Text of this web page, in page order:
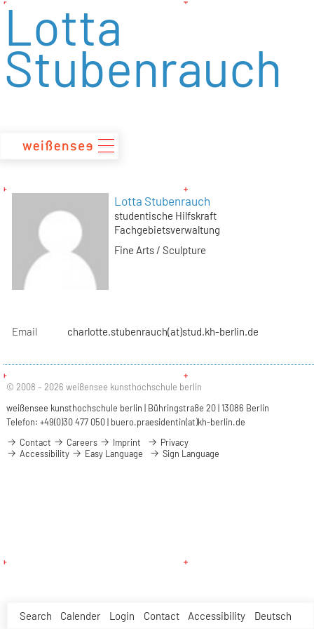
zum
Search Calender Login Contact Accessibility Deutsch
Lotta
Stubenrauch
Lotta Stubenrauch
studentische Hilfskraft
Fachgebietsverwaltung
Fine Arts / Sculpture
Email charlotte.stubenrauch(at)stud.kh-berlin.de
© 2008 – 2026 weißensee kunsthochschule berlin
weißensee kunsthochschule berlin | Bühringstraße 20 | 13086 Berlin
Telefon: +49(0)30 477 050 | buero.praesidentin(at)kh-berlin.de
Contact
Careers Imprint
Privacy
Accessibility
Easy Language Sign Language